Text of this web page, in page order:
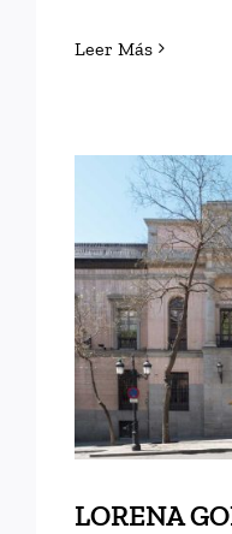
Leer Más
LORENA